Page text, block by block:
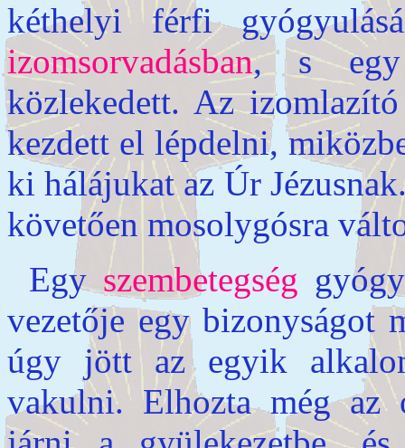
kéthelyi férfi
izomsorvadásban, s egy
közlekedett. Az
kezdett el lépdelni,
ki hálájukat az Úr
követően mosolygósra
Egy szembetegség
vezetője egy bizonyságot
úgy jött az egyik
vakulni. Elhozta még az